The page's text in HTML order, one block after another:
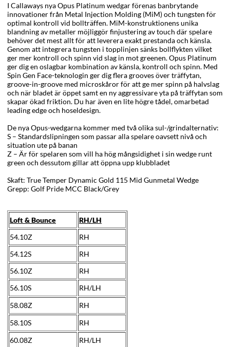
I Callaways nya Opus Platinum wedgar förenas banbrytande
innovationer från Metal Injection Molding (MiM) och tungsten för
optimal kontroll vid bollträffen. MiM-konstruktionens unika
blandning av metaller möjliggör finjustering av touch där spelare
behöver det mest allt för att leverera exakt prestanda och känsla.
Genom att integrera tungsten i topplinjen sänks bollflykten vilket
ger mer kontroll och spinn vid slag in mot greenen. Opus Platinum
ger dig en oslagbar kombination av känsla, kontroll och spinn. Med
Spin Gen Face-teknologin ger dig flera grooves över träffytan,
groove-in-groove med microskåror för att ge mer spinn på halvslag
och när bladet är öppet samt en ny aggressivare yta på träffytan som
skapar ökad friktion. Du har även en lite högre tådel, omarbetad
leading edge och hoseldesign.
De nya Opus-wedgarna kommer med två olika sul-/grindalternativ:
S – Standardslipningen som passar alla spelare oavsett nivå och
situation ute på banan
Z – Är för spelaren som vill ha hög mångsidighet i sin wedge runt
green och dessutom gillar att öppna upp klubbladet
Skaft: True Temper Dynamic Gold 115 Mid Gunmetal Wedge
Grepp: Golf Pride MCC Black/Grey
Loft & Bounce
RH/LH
54.10Z
RH
54.12S
RH
56.10Z
RH
56.10S
RH/LH
58.08Z
RH
58.10S
RH
60.08Z
RH/LH